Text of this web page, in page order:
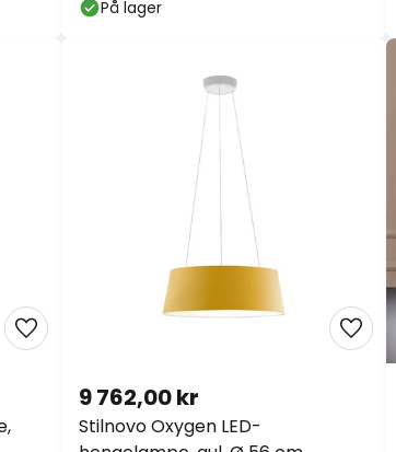
Stilnovo Oxygen LED-
hengelampe, gul, Ø 56 cm
9 762,00 kr